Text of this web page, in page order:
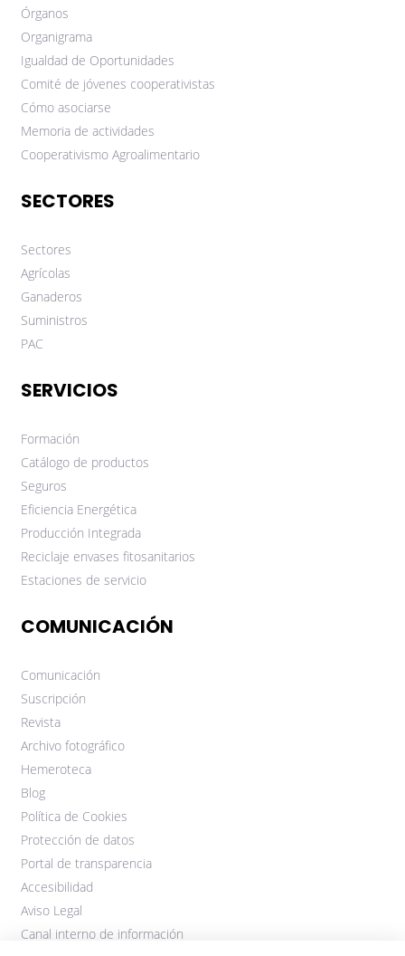
Órganos
Organigrama
Igualdad de Oportunidades
Comité de jóvenes cooperativistas
Cómo asociarse
Memoria de actividades
Cooperativismo Agroalimentario
SECTORES
Sectores
Agrícolas
Ganaderos
Suministros
PAC
SERVICIOS
Formación
Catálogo de productos
Seguros
Eficiencia Energética
Producción Integrada
Reciclaje envases fitosanitarios
Estaciones de servicio
COMUNICACIÓN
Comunicación
Suscripción
Revista
Archivo fotográfico
Hemeroteca
Blog
Política de Cookies
Protección de datos
Portal de transparencia
Accesibilidad
Aviso Legal
Canal interno de información